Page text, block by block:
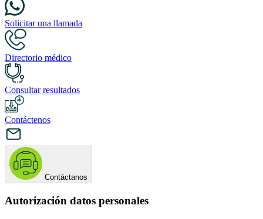
Solicitar una llamada
Directorio médico
Consultar resultados
Contáctenos
Contáctanos
Autorización datos personales